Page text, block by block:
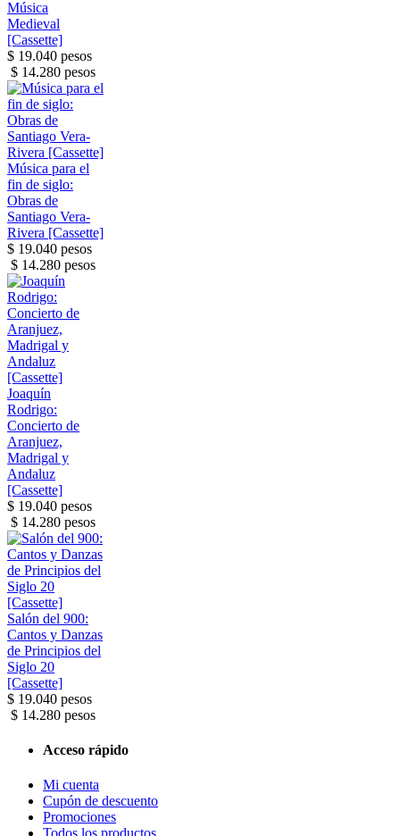
Música
Medieval
[Cassette]
$ 19.040 pesos
$ 14.280 pesos
Música para el
fin de siglo:
Obras de
Santiago Vera-
Rivera [Cassette]
$ 19.040 pesos
$ 14.280 pesos
Joaquín
Rodrigo:
Concierto de
Aranjuez,
Madrigal y
Andaluz
[Cassette]
$ 19.040 pesos
$ 14.280 pesos
Salón del 900:
Cantos y Danzas
de Principios del
Siglo 20
[Cassette]
$ 19.040 pesos
$ 14.280 pesos
Acceso rápido
Mi cuenta
Cupón de descuento
Promociones